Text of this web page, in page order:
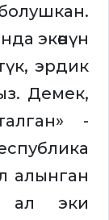
экөөнүн
эрдик
Демек,
-
алынган
ал эки